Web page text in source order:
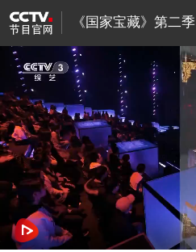
《国家宝藏》第二季